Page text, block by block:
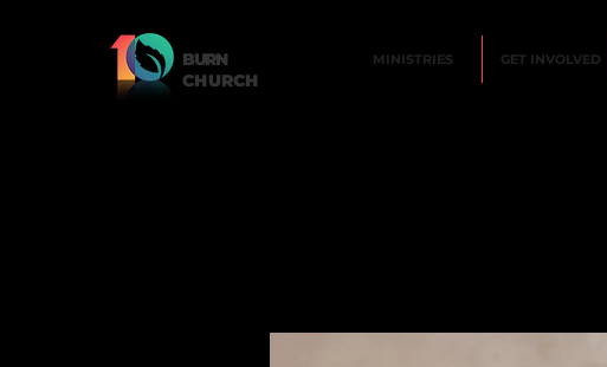
BURN
CHURCH
MINISTRIES GET INVOLVED